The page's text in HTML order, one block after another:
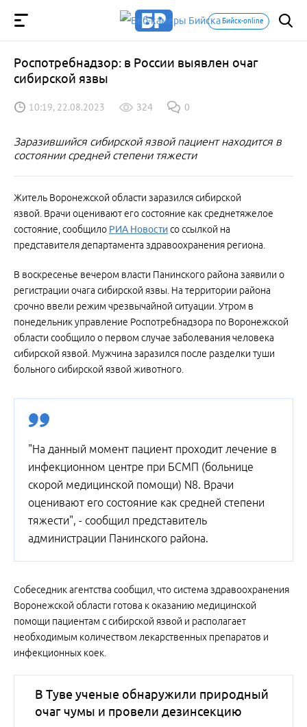
Бийск-online
Роспотребнадзор: в России выявлен очаг
сибирской язвы
10:19, 22.08.2023 324 0
Заразившийся сибирской язвой пациент находится в
состоянии средней степени тяжести
Житель Воронежской области заразился сибирской
язвой. Врачи оценивают его состояние как среднетяжелое
состояние, сообщило РИА Новостисо ссылкой на
представителя департамента здравоохранения региона.
В воскресенье вечером власти Панинского района заявили о
регистрации очага сибирской язвы. На территории района
срочно ввели режим чрезвычайной ситуации. Утром в
понедельник управление Роспотребнадзора по Воронежской
области сообщило о первом случае заболевания человека
сибирской язвой. Мужчина заразился после разделки туши
больного сибирской язвой животного.
"На данный момент пациент проходит лечение в
инфекционном центре при БСМП (больнице
скорой медицинской помощи) N8. Врачи
оценивают его состояние как средней степени
тяжести", - сообщил представитель
администрации Панинского района.
Собеседник агентства сообщил, что система здравоохранения
Воронежской области готова к оказанию медицинской
помощи пациентам с сибирской язвой и располагает
необходимым количеством лекарственных препаратов и
инфекционных коек.
В Туве ученые обнаружили природный
очаг чумы и провели дезинсекцию